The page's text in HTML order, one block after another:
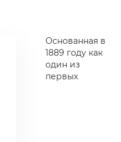
Основанная в
1889 году как
один из
первых